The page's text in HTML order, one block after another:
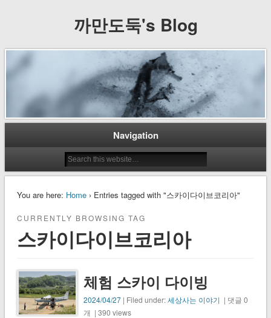
까만도둑's Blog
Navigation
You are here: Home› Entries tagged with "스카이다이브코리아"
CURRENTLY BROWSING TAG
스카이다이브코리아
체험 스카이 다이빙
2024/04/27 | Filed under:세상사는 이야기 | 댓글 0
개 | 390 views